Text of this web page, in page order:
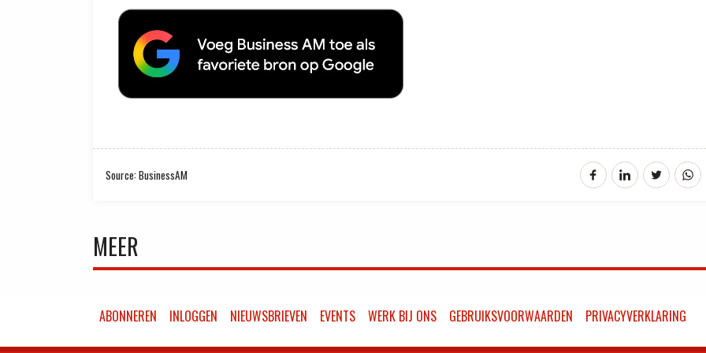
Source: BusinessAM
MEER
ABONNEREN INLOGGEN NIEUWSBRIEVEN EVENTS WERK BIJ ONS GEBRUIKSVOORWAARDEN PRIVACYVERKLARING